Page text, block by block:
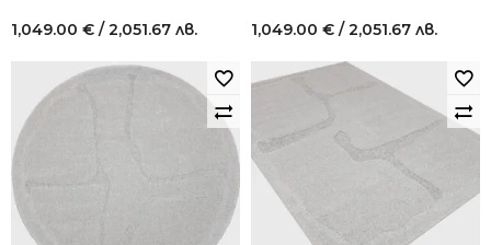
1,049.00 € / 2,051.67 лв. 1,049.00 € / 2,051.67 лв.